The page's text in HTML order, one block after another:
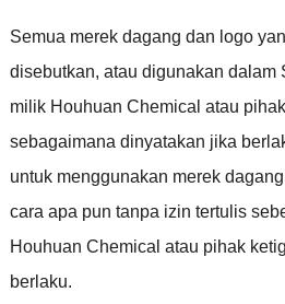
Semua merek dagang dan logo
disebutkan, atau digunakan dalam
milik Houhuan Chemical atau
sebagaimana dinyatakan jika
untuk menggunakan merek
cara apa pun tanpa izin tertulis
Houhuan Chemical atau pihak
berlaku.